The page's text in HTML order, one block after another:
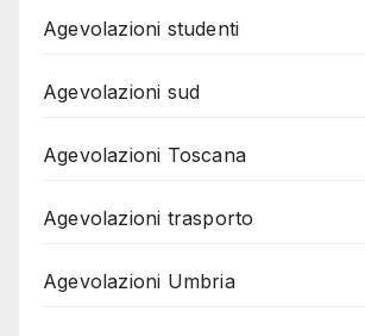
Agevolazioni studenti
Agevolazioni sud
Agevolazioni Toscana
Agevolazioni trasporto
Agevolazioni Umbria